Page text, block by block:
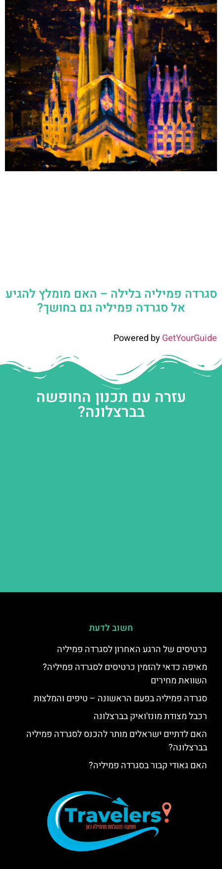
סגרדה פמיליה בלילה – האם מומלץ להגיע
אל סגרדה פמיליה גם בחושך?
Powered byGetYourGuide
עזרה עם תכנון החופשה
בברצלונה?
חשוב לדעת
כרטיסים של הרגע האחרון לסגרדה פמיליה
מאיפה כדאי להזמין כרטיסים לסגרדה פמיליה?
השוואת מחירים
סגרדה פמיליה בפעם הראשונה – טיפים והמלצות
רכבל מצודת מונז'ואיק בברצלונה
האם לדתיים ישראלים מותר להכנס לסגרדה פמיליה
בברצלונה?
האם גאודי קבור בסגרדה פמיליה?